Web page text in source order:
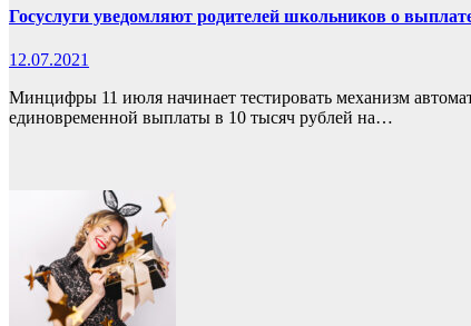
Госуслуги уведомляют родителей школьников о
12.07.2021
Минцифры 11 июля начинает тестировать механизм
единовременной выплаты в 10 тысяч рублей на…